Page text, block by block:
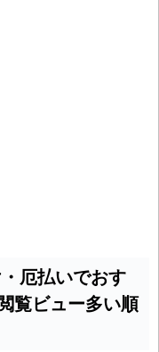
厄払いでおす
覧ビュー多い順